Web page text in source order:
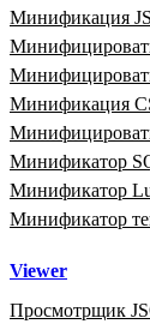
Минификация JS
Минификация
Минификатор
Минификатор
Минификатор
Viewer
Просмотрщик